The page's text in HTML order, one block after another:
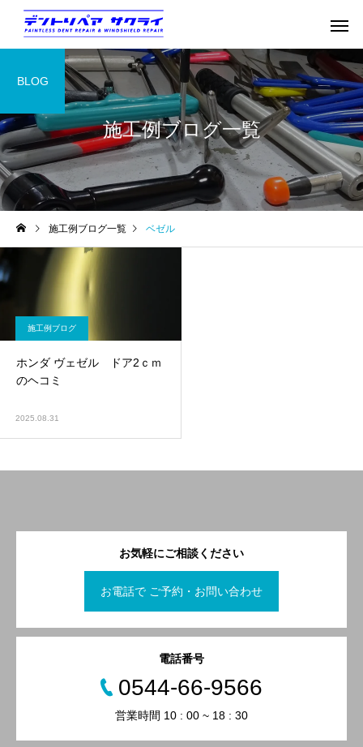
施工例ブログ一覧
BLOG
施工例ブログ一覧 ベゼル
施工例ブログ
ホンダ ヴェゼル ドア2ｃｍ
のヘコミ
2025.08.31
お気軽にご相談ください
お電話で ご予約・お問い合わせ
電話番号
0544-66-9566
営業時間 10 : 00 ~ 18 : 30